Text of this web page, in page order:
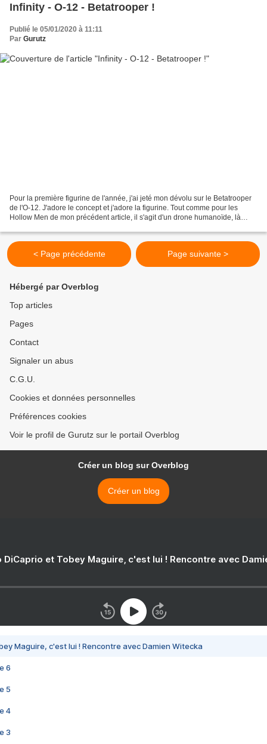
Infinity - O-12 - Betatrooper !
Publié le 05/01/2020 à 11:11
Par Gurutz
Pour la première figurine de l'année, j'ai jeté mon dévolu sur le Betatrooper
de l'O-12. J'adore le concept et j'adore la figurine. Tout comme pour les
Hollow Men de mon précédent article, il s'agit d'un drone humanoïde, là
< Page précédente Page suivante >
Hébergé par Overblog
Top articles
Pages
Contact
Signaler un abus
C.G.U.
Cookies et données personnelles
Préférences cookies
Voir le profil de Gurutz sur le portail Overblog
Créer un blog sur Overblog
Créer un blog
DiCaprio et Tobey Maguire, c'est lui ! Rencontre avec
Maguire, c'est lui ! Rencontre avec Damien Witecka
6
5
4
3